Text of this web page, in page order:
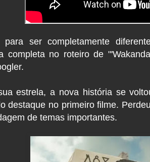
para ser completamente
completa no roteiro de
estrela, a nova história se
destaque no primeiro filme.
de temas importantes.